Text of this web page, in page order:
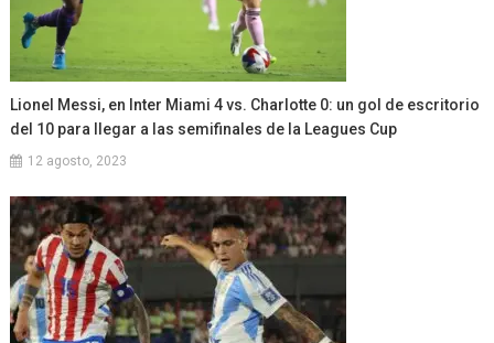
Lionel Messi, en Inter Miami 4 vs. Charlotte 0: un gol de escritorio
del 10 para llegar a las semifinales de la Leagues Cup
12 agosto, 2023